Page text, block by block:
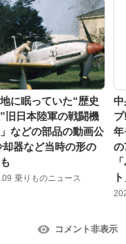
に眠っていた“歴史
旧日本陸軍の戦闘機
」などの部品の動画公
却器など当時の形の
乗りものニュース
中
年
の
コメント非表示